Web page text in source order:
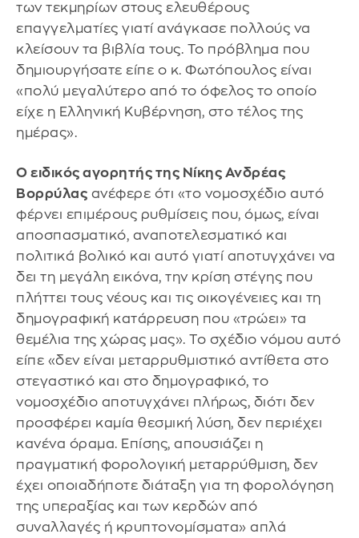
των τεκμηρίων στους ελευθέρους
επαγγελματίες γιατί ανάγκασε πολλούς να
κλείσουν τα βιβλία τους. Το πρόβλημα που
δημιουργήσατε είπε ο κ. Φωτόπουλος είναι
«πολύ μεγαλύτερο από το όφελος το οποίο
είχε η Ελληνική Κυβέρνηση, στο τέλος της
ημέρας».
Ο ειδικός αγορητής της Νίκης Ανδρέας
Βορρύλας ανέφερε ότι «το νομοσχέδιο αυτό
φέρνει επιμέρους ρυθμίσεις που, όμως, είναι
αποσπασματικό, αναποτελεσματικό και
πολιτικά βολικό και αυτό γιατί αποτυγχάνει να
δει τη μεγάλη εικόνα, την κρίση στέγης που
πλήττει τους νέους και τις οικογένειες και τη
δημογραφική κατάρρευση που «τρώει» τα
θεμέλια της χώρας μας». Το σχέδιο νόμου αυτό
είπε «δεν είναι μεταρρυθμιστικό αντίθετα στο
στεγαστικό και στο δημογραφικό, το
νομοσχέδιο αποτυγχάνει πλήρως, διότι δεν
προσφέρει καμία θεσμική λύση, δεν περιέχει
κανένα όραμα. Επίσης, απουσιάζει η
πραγματική φορολογική μεταρρύθμιση, δεν
έχει οποιαδήποτε διάταξη για τη φορολόγηση
της υπεραξίας και των κερδών από
συναλλαγές ή κρυπτονομίσματα» απλά